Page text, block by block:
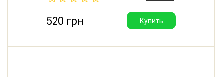
520 грн Купить